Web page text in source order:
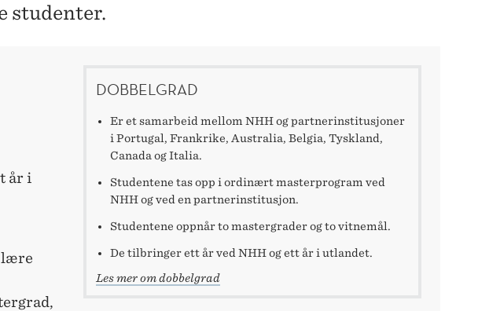
studenter.
DOBBELGRAD
Er et samarbeid mellom NHH og partnerinstitusjoner
i Portugal, Frankrike, Australia, Belgia, Tyskland,
Canada og Italia.
Studentene tas opp i ordinært masterprogram ved
NHH og ved en partnerinstitusjon.
Studentene oppnår to mastergrader og to vitnemål.
De tilbringer ett år ved NHH og ett år i utlandet.
Les mer om dobbelgrad
år i
lære